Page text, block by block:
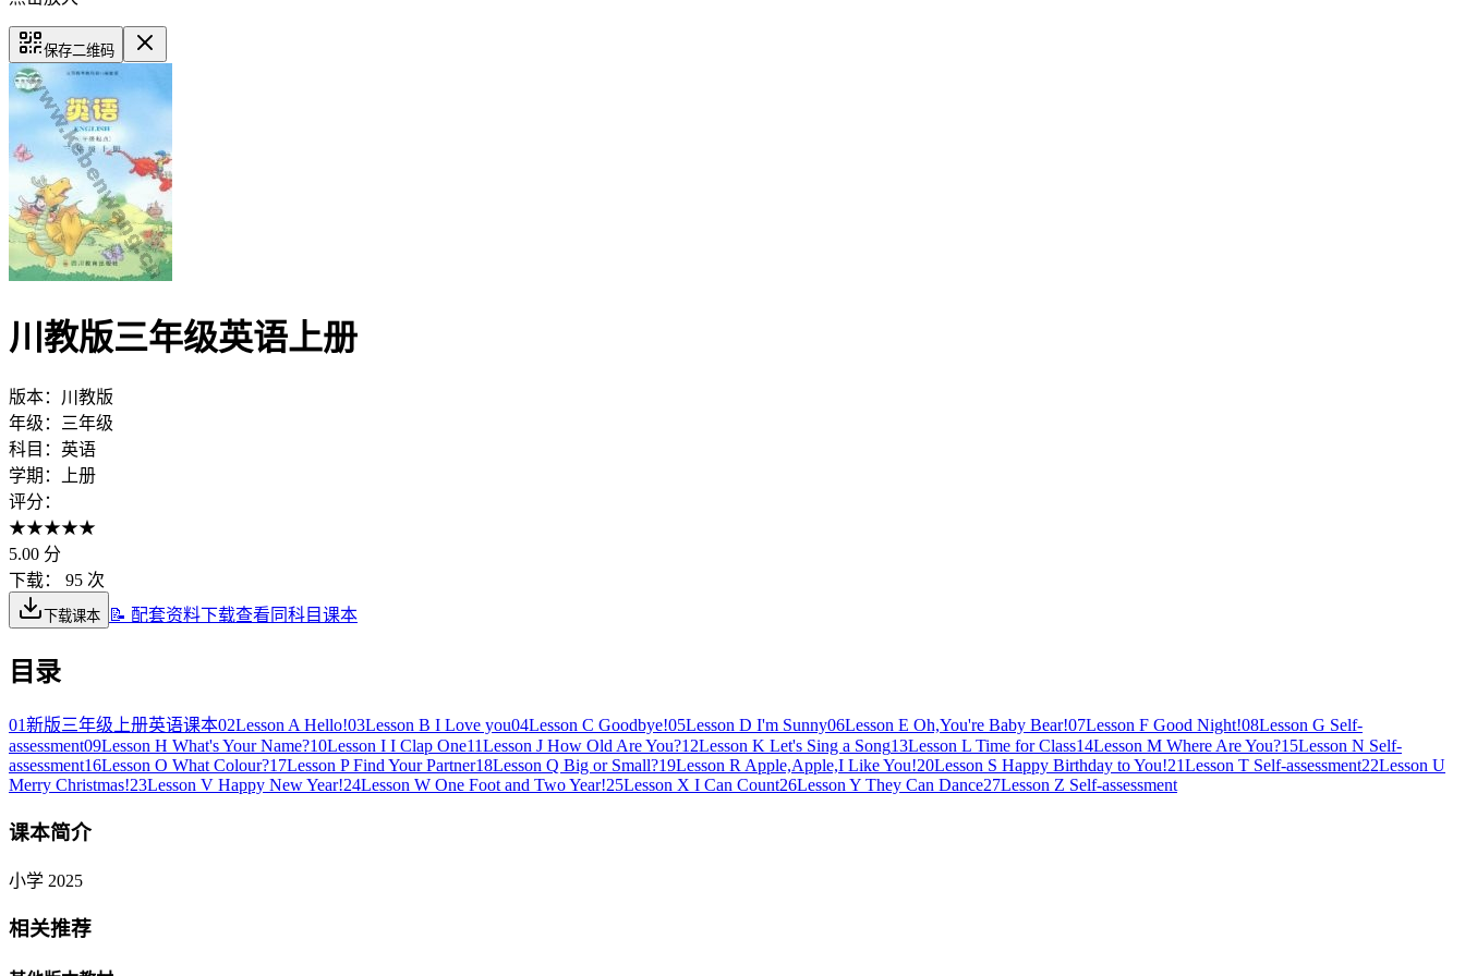
保存二维码
川教版三年级英语上册
版本： 川教版
年级：
三年级
科目： 英语
学期：
上册
评分：
★★★★★
5.00 分
下载：
95 次
下载课本 📝 配套资料下载查看同科目课本
目录
01新版三年级上册英语课本02Lesson A Hello!03Lesson B I Love you04Lesson C Goodbye!05Lesson D I'm Sunny06Lesson E Oh,You're Baby Bear!07Lesson F Good Night!08Lesson G Self-
assessment09Lesson H What's Your Name?10Lesson I I Clap One11Lesson J How Old Are You?12Lesson K Let's Sing a Song13Lesson L Time for Class14Lesson M Where Are You?15Lesson N Self-
assessment16Lesson O What Colour?17Lesson P Find Your Partner18Lesson Q Big or Small?19Lesson R Apple,Apple,I Like You!20Lesson S Happy Birthday to You!21Lesson T Self-assessment22Lesson U
Merry Christmas!23Lesson V Happy New Year!24Lesson W One Foot and Two Year!25Lesson X I Can Count26Lesson Y They Can Dance27Lesson Z Self-assessment
课本简介
小学 2025
相关推荐